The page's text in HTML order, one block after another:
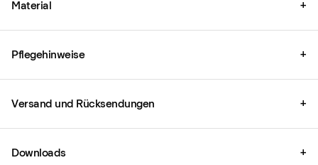
Material +
Pflegehinweise +
Versand und Rücksendungen +
Downloads +